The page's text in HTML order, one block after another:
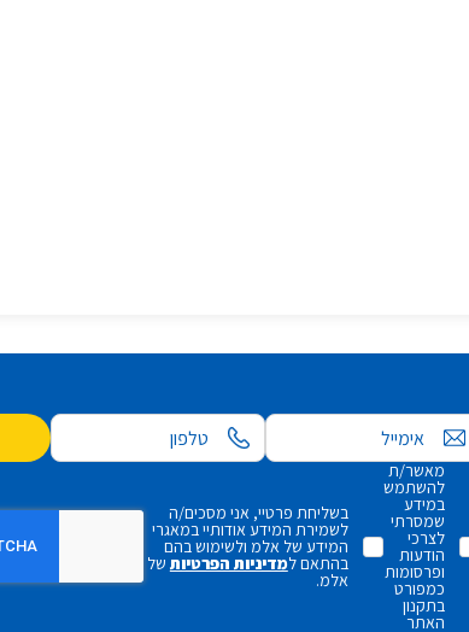
אימייל
מאשר/ת
להשתמש
במידע
שמסרתי
לצרכי
הודעות
ופרסומות
כמפורט
בתקנון
האתר
בשליחת פרטיי, אני מסכים/ה
לשמירת המידע אודותיי במאגרי
המידע של אלמ ולשימוש בהם
בהתאם למדיניות הפרטיות של
אלמ.